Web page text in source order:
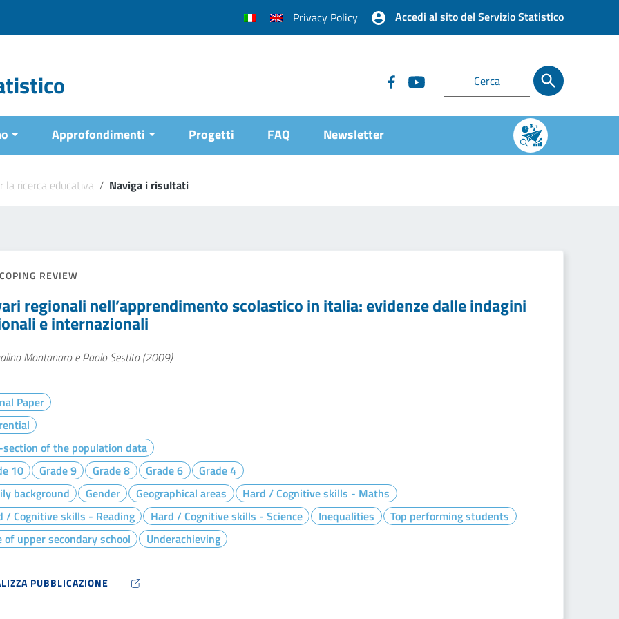
Privacy Policy Accedi al sito del Servizio Statistico
Approfondimenti Progetti FAQ Newsletter
la ricerca educativa / Naviga i risultati
REVIEW
regionali nell’apprendimento scolastico in italia: evidenze dalle indagini
e internazionali
Montanaro e Paolo Sestito (2009)
Paper
of the population data
10
Grade 9 Grade 8 Grade 6
Grade 4
background
Gender Geographical areas
Hard / Cognitive skills - Maths
/ Cognitive skills - Reading
Hard / Cognitive skills - Science Inequalities
Top performing students
of upper secondary school
Underachieving
PUBBLICAZIONE